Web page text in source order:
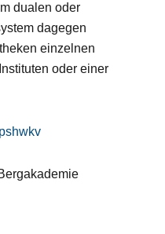
dualen oder
dagegen
einzelnen
oder einer